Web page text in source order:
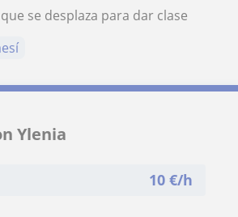
se desplaza para dar clase
Ylenia
10 €/h